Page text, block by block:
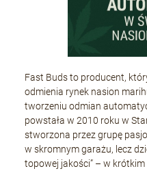
Fast Buds to producent,
odmienia rynek nasion
tworzeniu odmian
powstała w 2010 roku w
stworzona przez grupę
w skromnym garażu, lecz
topowej jakości” – w